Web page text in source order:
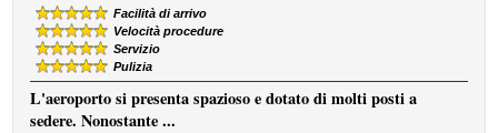
Facilità di arrivo
Velocità procedure
Servizio
Pulizia
L'aeroporto si presenta spazioso e dotato di molti posti a
sedere. Nonostante ...